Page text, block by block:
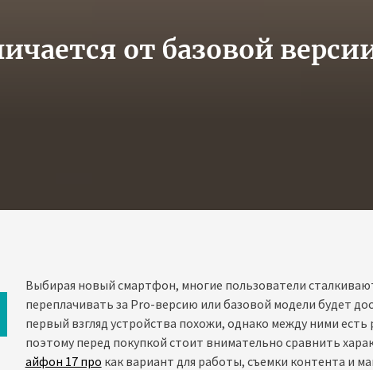
от базовой
Выбирая новый смартфон, многие пользователи
переплачивать за Pro-версию или базовой модели будет
первый взгляд устройства похожи, однако между ними
поэтому перед покупкой стоит внимательно сравнить
айфон 17 про как вариант для работы, съемки контента и